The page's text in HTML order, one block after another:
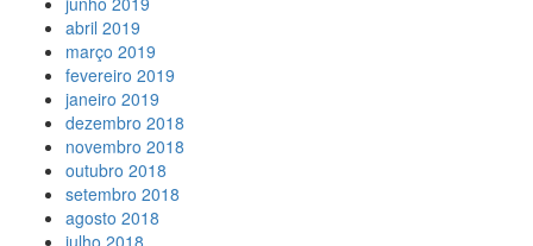
abril 2019
março 2019
fevereiro 2019
janeiro 2019
dezembro 2018
novembro 2018
outubro 2018
setembro 2018
agosto 2018
julho 2018